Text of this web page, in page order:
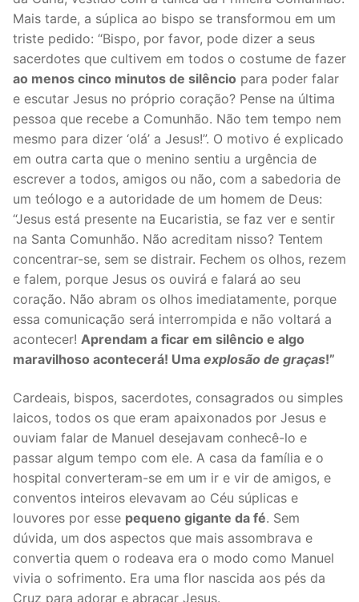
Mais tarde, a súplica ao bispo se transformou em um
triste pedido: “Bispo, por favor, pode dizer a seus
sacerdotes que cultivem em todos o costume de fazer
ao menos cinco minutos de silêncio para poder falar
e escutar Jesus no próprio coração? Pense na última
pessoa que recebe a Comunhão. Não tem tempo nem
mesmo para dizer ‘olá’ a Jesus!”. O motivo é explicado
em outra carta que o menino sentiu a urgência de
escrever a todos, amigos ou não, com a sabedoria de
um teólogo e a autoridade de um homem de Deus:
“Jesus está presente na Eucaristia, se faz ver e sentir
na Santa Comunhão. Não acreditam nisso? Tentem
concentrar-se, sem se distrair. Fechem os olhos, rezem
e falem, porque Jesus os ouvirá e falará ao seu
coração. Não abram os olhos imediatamente, porque
essa comunicação será interrompida e não voltará a
acontecer! Aprendam a ficar em silêncio e algo
maravilhoso acontecerá! Uma explosão de graças!”
Cardeais, bispos, sacerdotes, consagrados ou simples
laicos, todos os que eram apaixonados por Jesus e
ouviam falar de Manuel desejavam conhecê-lo e
passar algum tempo com ele. A casa da família e o
hospital converteram-se em um ir e vir de amigos, e
conventos inteiros elevavam ao Céu súplicas e
louvores por esse pequeno gigante da fé. Sem
dúvida, um dos aspectos que mais assombrava e
convertia quem o rodeava era o modo como Manuel
vivia o sofrimento. Era uma flor nascida aos pés da
Cruz para adorar e abraçar Jesus.